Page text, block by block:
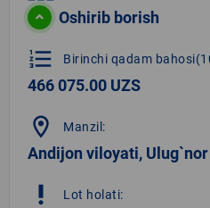
Oshirib borish
format_list_numbered Birinchi qadam
466 075.00 UZS
location_on Manzil:
Andijon viloyati,
priority_high Lot holati: